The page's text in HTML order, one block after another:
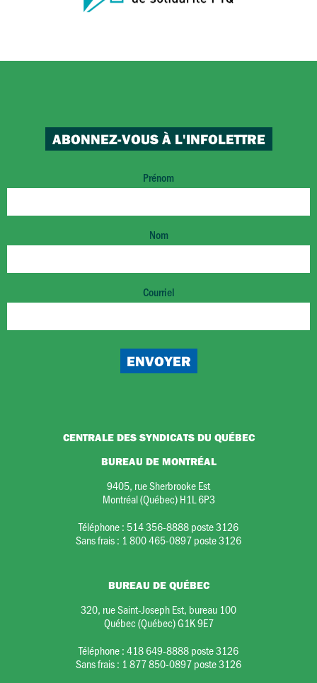
ABONNEZ-VOUS À L'INFOLETTRE
Prénom
Nom
Courriel
CENTRALE DES SYNDICATS DU QUÉBEC
BUREAU DE MONTRÉAL
9405, rue Sherbrooke Est
Montréal (Québec) H1L 6P3
Téléphone : 514 356-8888 poste 3126
Sans frais : 1 800 465-0897 poste 3126
BUREAU DE QUÉBEC
320, rue Saint-Joseph Est, bureau 100
Québec (Québec) G1K 9E7
Téléphone :418 649-8888 poste 3126
Sans frais : 1 877 850-0897 poste 3126